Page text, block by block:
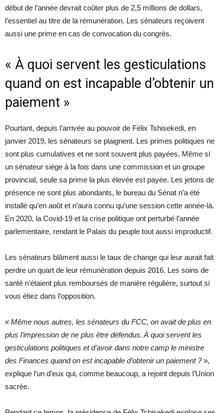
début de l’année devrait coûter plus de 2,5 millions de dollars,
l’essentiel au titre de la rémunération. Les sénateurs reçoivent
aussi une prime en cas de convocation du congrès.
« À quoi servent les gesticulations
quand on est incapable d’obtenir un
paiement »
Pourtant, depuis l’arrivée au pouvoir de Félix Tshisekedi, en
janvier 2019, les sénateurs se plaignent. Les primes politiques ne
sont plus cumulatives et ne sont souvent plus payées. Même si
un sénateur siège à la fois dans une commission et un groupe
provincial, seule sa prime la plus élevée est payée. Les jetons de
présence ne sont plus abondants, le bureau du Sénat n’a été
installé qu’en août et n’aura connu qu’une session cette année-là.
En 2020, la Covid-19 et la crise politique ont perturbé l’année
parlementaire, rendant le Palais du peuple tout aussi improductif.
Les sénateurs blâment aussi le taux de change qui leur aurait fait
perdre un quart de leur rémunération depuis 2016. Les soins de
santé n’étaient plus remboursés de manière régulière, surtout si
vous étiez dans l’opposition.
« Même nous autres, les sénateurs du FCC, on avait de plus en
plus l’impression de ne plus être défendus. À quoi servent les
gesticulations politiques et d’avoir dans notre camp le ministre
des Finances quand on est incapable d’obtenir un paiement ?»,
explique l’un d’eux qui, comme beaucoup, a rejoint depuis l’Union
sacrée.